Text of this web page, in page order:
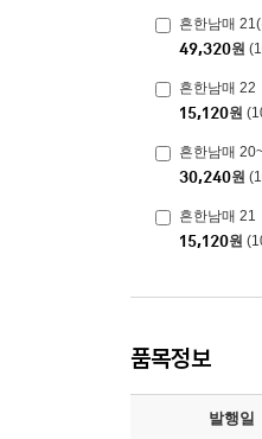
흔한남매
49,320원
흔한남매 22
15,120원
흔한남매
30,240원
흔한남매 21
15,120원
품목정보
발행일